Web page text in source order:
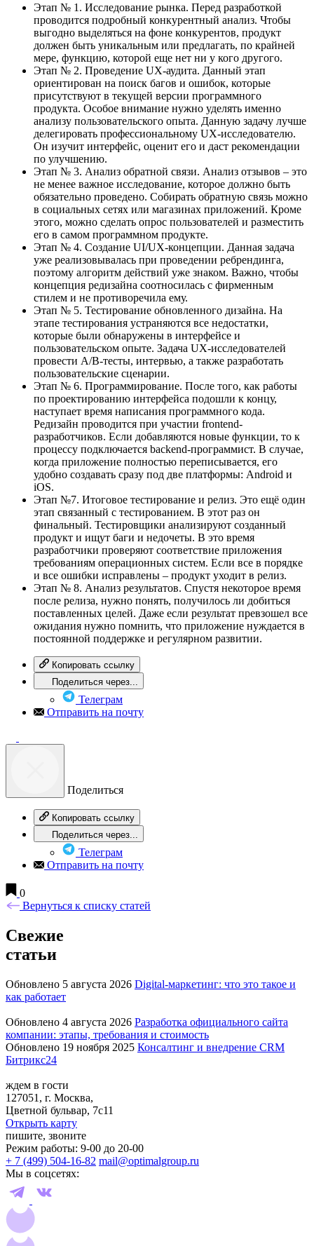
Этап № 1. Исследование рынка. Перед разработкой
проводится подробный конкурентный анализ. Чтобы
выгодно выделяться на фоне конкурентов, продукт
должен быть уникальным или предлагать, по крайней
мере, функцию, которой еще нет ни у кого другого.
Этап № 2. Проведение UX-аудита. Данный этап
ориентирован на поиск багов и ошибок, которые
присутствуют в текущей версии программного
продукта. Особое внимание нужно уделять именно
анализу пользовательского опыта. Данную задачу лучше
делегировать профессиональному UX-исследователю.
Он изучит интерфейс, оценит его и даст рекомендации
по улучшению.
Этап № 3. Анализ обратной связи. Анализ отзывов – это
не менее важное исследование, которое должно быть
обязательно проведено. Собирать обратную связь можно
в социальных сетях или магазинах приложений. Кроме
этого, можно сделать опрос пользователей и разместить
его в самом программном продукте.
Этап № 4. Создание UI/UX-концепции. Данная задача
уже реализовывалась при проведении ребрендинга,
поэтому алгоритм действий уже знаком. Важно, чтобы
концепция редизайна соотносилась с фирменным
стилем и не противоречила ему.
Этап № 5. Тестирование обновленного дизайна. На
этапе тестирования устраняются все недостатки,
которые были обнаружены в интерфейсе и
пользовательском опыте. Задача UX-исследователей
провести A/B-тесты, интервью, а также разработать
пользовательские сценарии.
Этап № 6. Программирование. После того, как работы
по проектированию интерфейса подошли к концу,
наступает время написания программного кода.
Редизайн проводится при участии frontend-
разработчиков. Если добавляются новые функции, то к
процессу подключается backend-программист. В случае,
когда приложение полностью переписывается, его
удобно создавать сразу под две платформы: Android и
iOS.
Этап №7. Итоговое тестирование и релиз. Это ещё один
этап связанный с тестированием. В этот раз он
финальный. Тестировщики анализируют созданный
продукт и ищут баги и недочеты. В это время
разработчики проверяют соответствие приложения
требованиям операционных систем. Если все в порядке
и все ошибки исправлены – продукт уходит в релиз.
Этап № 8. Анализ результатов. Спустя некоторое время
после релиза, нужно понять, получилось ли добиться
поставленных целей. Даже если результат превзошел все
ожидания нужно помнить, что приложение нуждается в
постоянной поддержке и регулярном развитии.
Копировать ссылку
Поделиться через...
Телеграм
Отправить на почту
Поделиться
Копировать ссылку
Поделиться через...
Телеграм
Отправить на почту
0
Вернуться к списку статей
Свежие
статьи
Обновлено 5 августа 2026 Digital-маркетинг: что это такое и
как работает
Обновлено 4 августа 2026 Разработка официального сайта
компании: этапы, требования и стоимость
Обновлено 19 ноября 2025 Консалтинг и внедрение CRM
Битрикс24
ждем в гости
127051, г. Москва,
Цветной бульвар, 7с11
Открыть карту
пишите, звоните
Режим работы: 9-00 до 20-00
+ 7 (499) 504-16-82 mail@optimalgroup.ru
Мы в соцсетях: